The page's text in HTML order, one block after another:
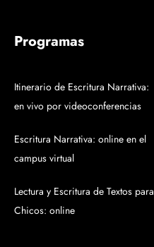
Programas
Itinerario de Escritura Narrativa:
en vivo por videoconferencias
Escritura Narrativa: online en el
campus virtual
Lectura y Escritura de Textos para
Chicos: online